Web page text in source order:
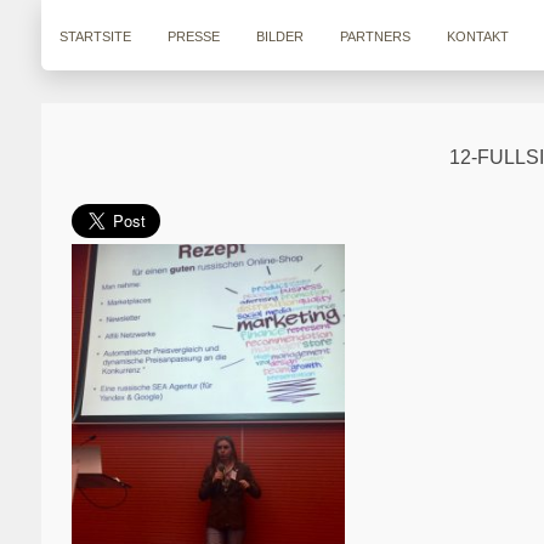
STARTSITE PRESSE BILDER PARTNERS KONTAKT
12-